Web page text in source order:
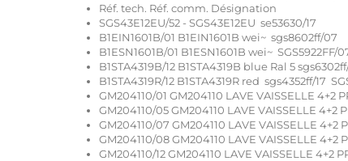
Réf. tech. Réf. comm. Désignation
SGS43E12EU/52 - SGS43E12EU se53630/17
B1EIN1601B/01 B1EIN1601B wei~ sgs8602ff/07
B1ESN1601B/01 B1ESN1601B wei~ SGS5922FF/
B1STA4319B/12 B1STA4319B blue Ral 5
B1STA4319R/12 B1STA4319R red sgs4352ff/17
GM204110/01 GM204110 LAVE VAISSELLE 4+2
GM204110/05 GM204110 LAVE VAISSELLE 4+2
GM204110/07 GM204110 LAVE VAISSELLE 4+2
GM204110/08 GM204110 LAVE VAISSELLE 4+2
GM204110/12 GM204110 LAVE VAISSELLE 4+2